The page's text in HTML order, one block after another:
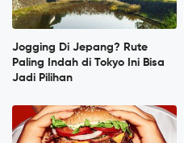
Jogging Di Jepang? Rute
Paling Indah di Tokyo Ini Bisa
Jadi Pilihan